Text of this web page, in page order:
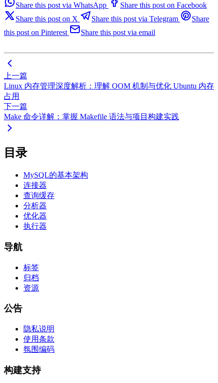
Share this post via WhatsApp
Share this post on Facebook
Share this post on X
Share this post via Telegram
Share
this post on Pinterest
Share this post via email
上一篇
Linux 内存管理深度解析：理解 OOM 机制与优化 Ubuntu 内存
占用
下一篇
Make 命令详解：掌握 Makefile 语法与项目构建实践
目录
MySQL的基本架构
连接器
查询缓存
分析器
优化器
执行器
导航
标签
归档
资源
公告
隐私说明
使用条款
氛围编码
构建支持